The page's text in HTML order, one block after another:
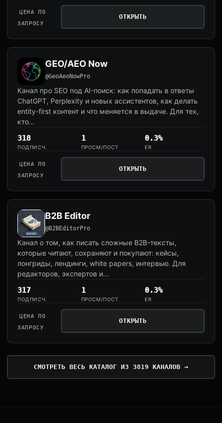
ЦЕНА ПО
ЗАПРОСУ
ОТКРЫТЬ
GEO/AEO Now
@GeoAeoNowPro
Канал про SEO под AI-поиск: как попадать в ответы
ChatGPT, Perplexity и новых ассистентов, как делать
entity-first контент и что меняется в выдаче. Для тех,
кто...
318
ПОДПИСЧ.
1
ПРОСМ/ПОСТ
0.3%
ER
ЦЕНА ПО
ЗАПРОСУ
ОТКРЫТЬ
B2B Editor
@B2BEditorPro
Канал о том, как писать сложные B2B-тексты,
которые читают, сохраняют и покупают: кейсы,
лонгриды, лендинги, white papers, интервью. Для
редакторов, экспертов и...
317
ПОДПИСЧ.
1
ПРОСМ/ПОСТ
0.3%
ER
ЦЕНА ПО
ЗАПРОСУ
ОТКРЫТЬ
СМОТРЕТЬ ВЕСЬ КАТАЛОГ ИЗ 3819 КАНАЛОВ →